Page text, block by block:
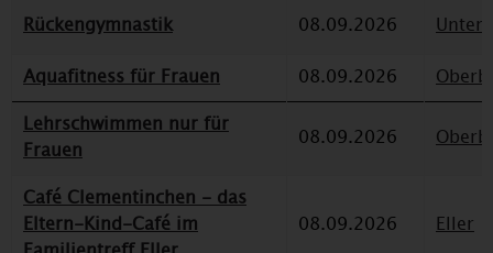
Rückengymnastik 08.09.2026
Aquafitness für Frauen
08.09.2026
Lehrschwimmen nur für
Frauen
08.09.2026
Café Clementinchen - das
Eltern-Kind-Café im
08.09.2026 Eller